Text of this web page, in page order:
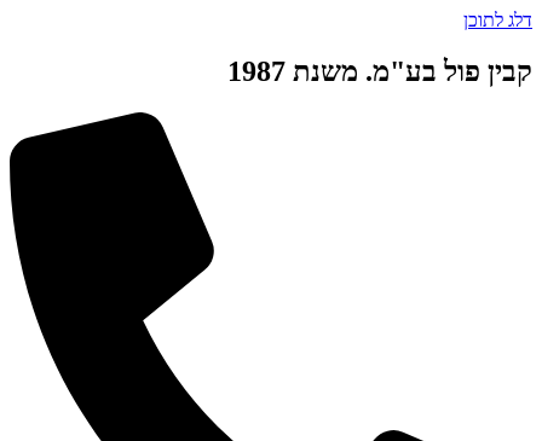
דלג לתוכן
קבין פול בע"מ. משנת 1987